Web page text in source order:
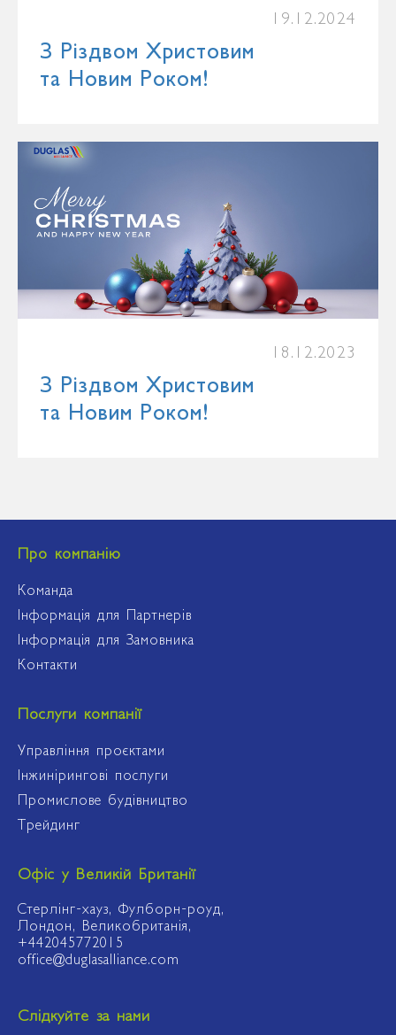
19.12.2024
З Різдвом Христовим
та Новим Роком!
18.12.2023
З Різдвом Христовим
та Новим Роком!
Про компанію
Команда
Інформація для Партнерів
Інформація для Замовника
Контакти
Послуги компанії
Управління проєктами
Інжинірингові послуги
Промислове будівництво
Трейдинг
Офіс у Великій Британії
Стерлінг-хауз, Фулборн-роуд,
Лондон, Великобританія,
+442045772015
office@duglasalliance.com
Слідкуйте за нами